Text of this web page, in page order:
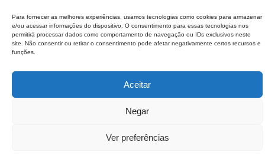
Para fornecer as melhores experiências, usamos tecnologias como cookies para armazenar
e/ou acessar informações do dispositivo. O consentimento para essas tecnologias nos
permitirá processar dados como comportamento de navegação ou IDs exclusivos neste
site. Não consentir ou retirar o consentimento pode afetar negativamente certos recursos e
funções.
Aceitar
Negar
Ver preferências
Download MidiaKit
©2026 Mundo Agro Brasil. Todos os Direitos Reservados.